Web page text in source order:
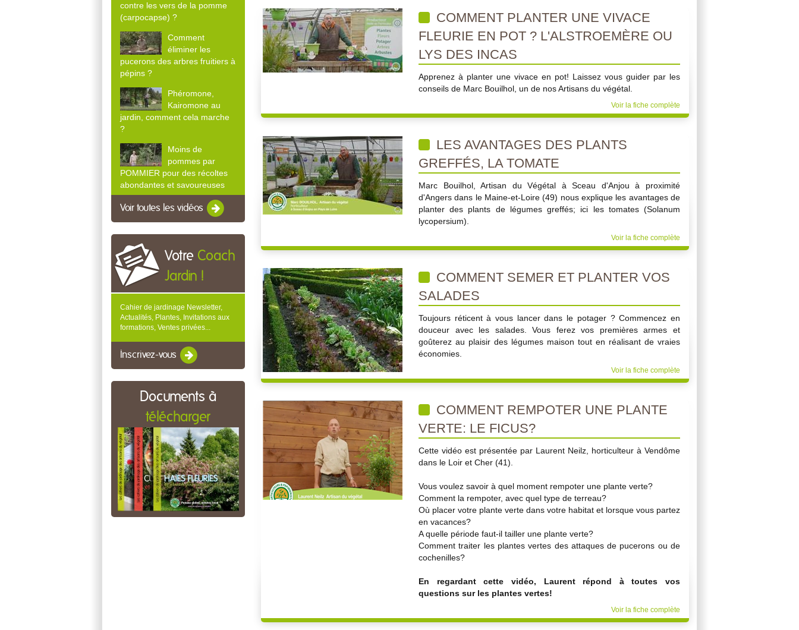
contre les vers de la pomme
(carpocapse) ?
Comment
éliminer les
pucerons des arbres fruitiers à
pépins ?
Phéromone,
Kairomone au
jardin, comment cela marche
?
Moins de
pommes par
POMMIER pour des récoltes
abondantes et savoureuses
Voir toutes les vidéos
Votre Coach
Jardin !
Cahier de jardinage Newsletter,
Actualités, Plantes, Invitations aux
formations, Ventes privées...
Inscrivez-vous
Documents à
télécharger
COMMENT PLANTER UNE VIVACE
FLEURIE EN POT ? L'ALSTROEMÈRE OU
LYS DES INCAS
Apprenez à planter une vivace en pot! Laissez vous guider par les
conseils de Marc Bouilhol, un de nos Artisans du végétal.
Voir la fiche complète
LES AVANTAGES DES PLANTS
GREFFÉS, LA TOMATE
Marc Bouilhol, Artisan du Végétal à Sceau d'Anjou à proximité
d'Angers dans le Maine-et-Loire (49) nous explique les avantages de
planter des plants de légumes greffés; ici les tomates (Solanum
lycopersium).
Voir la fiche complète
COMMENT SEMER ET PLANTER VOS
SALADES
Toujours réticent à vous lancer dans le potager ? Commencez en
douceur avec les salades. Vous ferez vos premières armes et
goûterez au plaisir des légumes maison tout en réalisant de vraies
économies.
Voir la fiche complète
COMMENT REMPOTER UNE PLANTE
VERTE: LE FICUS?
Cette vidéo est présentée par Laurent Neilz, horticulteur à Vendôme
dans le Loir et Cher (41).
Vous voulez savoir à quel moment rempoter une plante verte?
Comment la rempoter, avec quel type de terreau?
Où placer votre plante verte dans votre habitat et lorsque vous partez
en vacances?
A quelle période faut-il tailler une plante verte?
Comment traiter les plantes vertes des attaques de pucerons ou de
cochenilles?
En regardant cette vidéo, Laurent répond à toutes vos
questions sur les plantes vertes!
Voir la fiche complète